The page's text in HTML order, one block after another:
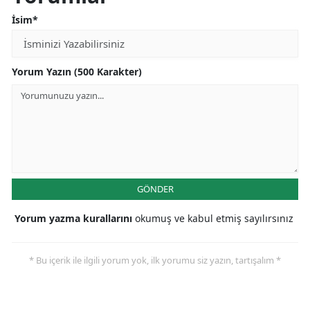
İsim*
Yorum Yazın (500 Karakter)
GÖNDER
Yorum yazma kurallarını okumuş ve kabul etmiş sayılırsınız
* Bu içerik ile ilgili yorum yok, ilk yorumu siz yazın, tartışalım *